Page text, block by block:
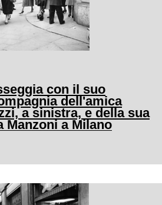
con il suo
dell'amica
a sinistra, e della sua
Manzoni a Milano